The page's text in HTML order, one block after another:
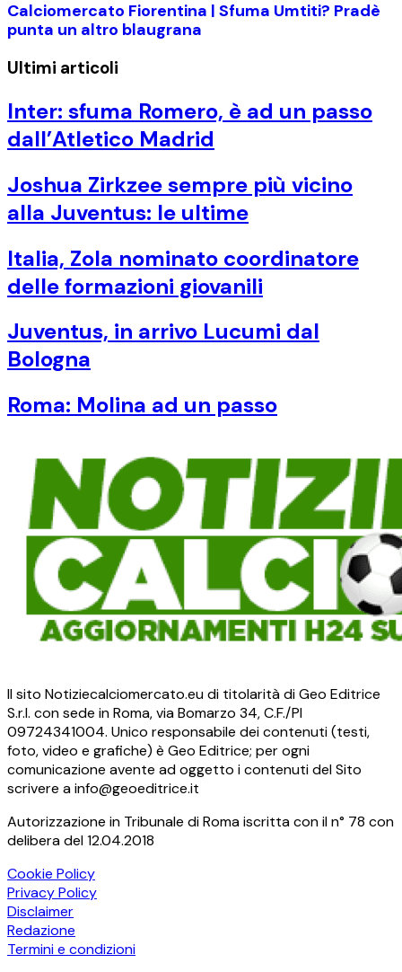
Calciomercato Fiorentina | Sfuma Umtiti? Pradè
punta un altro blaugrana
Ultimi articoli
Inter: sfuma Romero, è ad un passo
dall’Atletico Madrid
Joshua Zirkzee sempre più vicino
alla Juventus: le ultime
Italia, Zola nominato coordinatore
delle formazioni giovanili
Juventus, in arrivo Lucumi dal
Bologna
Roma: Molina ad un passo
Il sito Notiziecalciomercato.eu di titolarità di Geo Editrice
S.r.l. con sede in Roma, via Bomarzo 34, C.F./PI
09724341004. Unico responsabile dei contenuti (testi,
foto, video e grafiche) è Geo Editrice; per ogni
comunicazione avente ad oggetto i contenuti del Sito
scrivere a info@geoeditrice.it
Autorizzazione in Tribunale di Roma iscritta con il n° 78 con
delibera del 12.04.2018
Cookie Policy
Privacy Policy
Disclaimer
Redazione
Termini e condizioni